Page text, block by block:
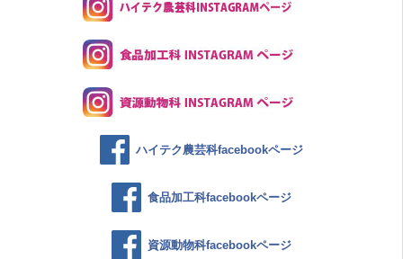
ハイテク農芸科facebookページ
食品加工科facebookページ
資源動物科facebookページ